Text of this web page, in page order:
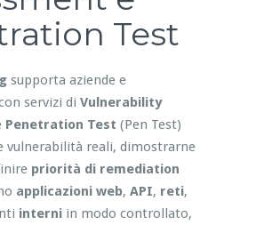
Test
supporta aziende e
servizi di Vulnerability
Penetration Test (Pen Test)
vulnerabilità reali, dimostrarne
priorità di remediation
applicazioni web, API, reti,
interniin modo controllato,